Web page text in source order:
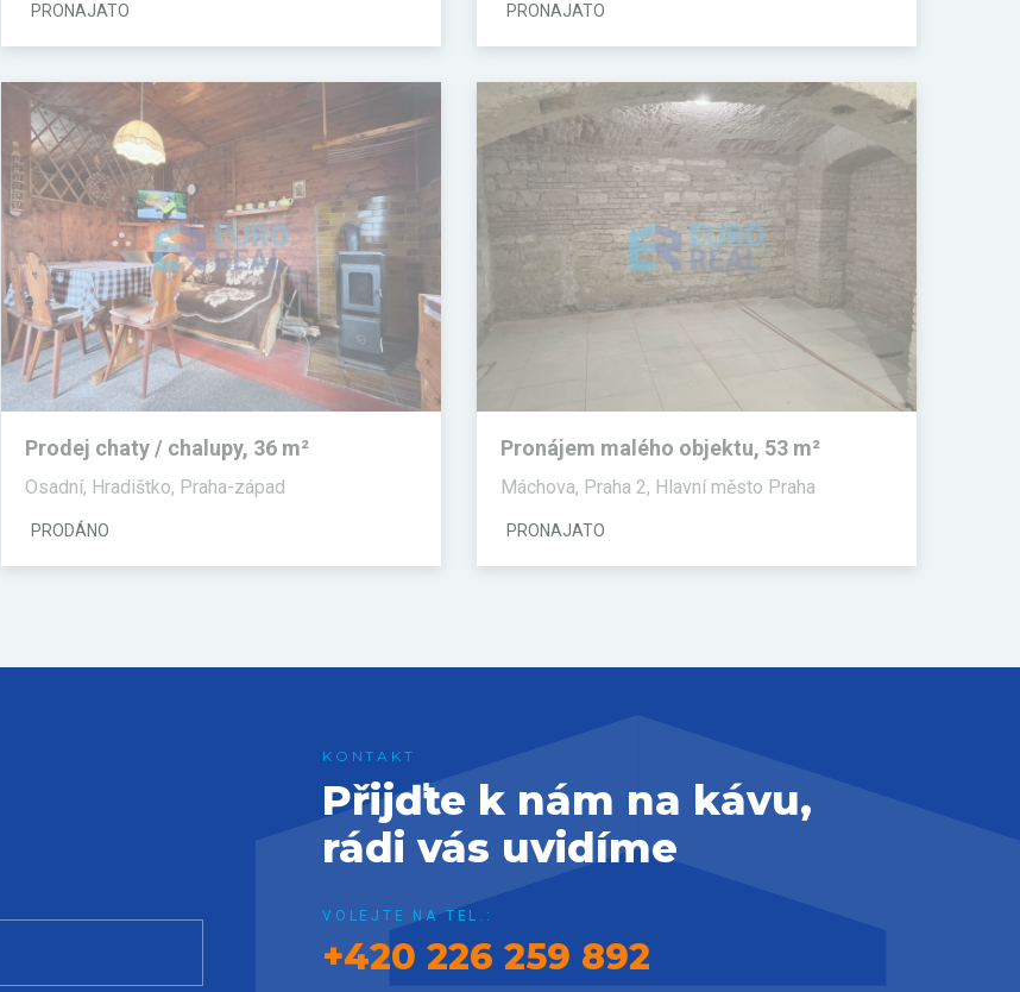
PRONAJATO PRONAJATO
Prodej chaty / chalupy, 36 m²
Osadní, Hradištko, Praha-západ
PRODÁNO
Pronájem malého objektu, 53 m²
Máchova, Praha 2, Hlavní město Praha
PRONAJATO
Přijďte k nám na kávu,
rádi vás uvidíme
VOLEJTE NA TEL.:
+420 226 259 892